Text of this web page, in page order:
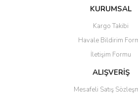
Bu ürüne ilk yorumu siz
Ürün resmi kalitesiz, bozuk veya
Ürün açıklamasında eksik bilgiler
Ürün bilgilerinde hatalar bulunuyor.
KURUMSAL
Kargo Takibi
Havale Bildirim
İletişim Formu
ALIŞVERİŞ
Mesafeli Satış